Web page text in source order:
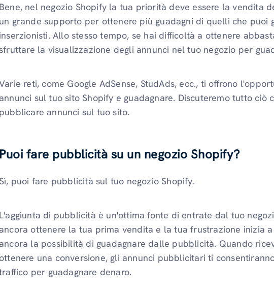
Bene, nel negozio Shopify la tua priorità deve essere la vendita
un grande supporto per ottenere più guadagni di quelli che puoi
inserzionisti. Allo stesso tempo, se hai difficoltà a ottenere
la visualizzazione degli annunci nel tuo negozio per
reti, come Google AdSense, StudAds, ecc., ti offrono
annunci sul tuo sito Shopify e guadagnare. Discuteremo tutto ciò
pubblicare annunci sul tuo sito.
Puoi fare pubblicità su un negozio Shopify?
Sì, puoi fare pubblicità sul tuo negozio Shopify.
L'aggiunta di pubblicità è un'ottima fonte di entrate dal tuo
ancora ottenere la tua prima vendita e la tua frustrazione inizia
ancora la possibilità di guadagnare dalle pubblicità. Quando
ottenere una conversione, gli annunci pubblicitari ti
per guadagnare denaro.